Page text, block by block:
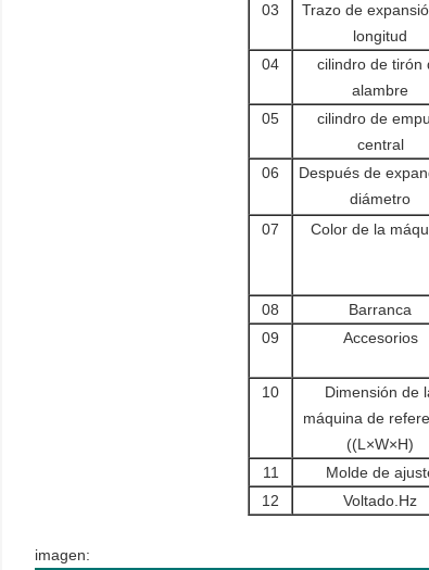
03
Trazo de
longitud
04
cilindro de tirón
alambre
05
cilindro de
central
06
Después de
diámetro
07
Color de la
08
Barranca
09
Accesorios
10
Dimensión de
máquina de
((L×W×H)
11
Molde de
12
Voltado.Hz
imagen: